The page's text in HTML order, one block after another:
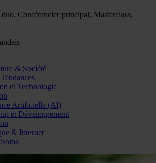
Conférencier principal, Masterclass,
& Société
et Technologie
Artificielle (AI)
et Développement
& Internet